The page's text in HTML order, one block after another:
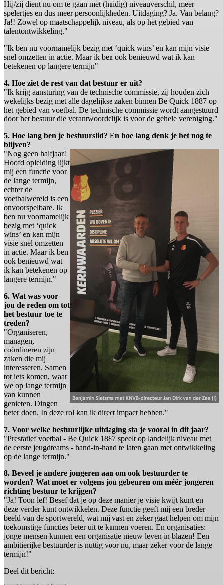
Hij/zij dient nu om te gaan met (huidig) niveauverschil, meer
spelertjes en dus meer persoonlijkheden. Uitdaging? Ja. Van belang?
Ja!! Zowel op maatschappelijk niveau, als op het gebied van
talentontwikkeling."
"Ik ben nu voornamelijk bezig met ‘quick wins’ en kan mijn visie
snel omzetten in actie. Maar ik ben ook benieuwd wat ik kan
betekenen op langere termijn"
4. Hoe ziet de rest van dat bestuur er uit?
"Ik krijg aansturing van de technische commissie, zij houden zich
wekelijks bezig met alle dagelijkse zaken binnen Be Quick 1887 op
het gebied van voetbal. De technische commissie wordt aangestuurd
door het bestuur die verantwoordelijk is voor de gehele vereniging."
5. Hoe lang ben je bestuurslid? En hoe lang denk je het nog te
blijven?
"Nog geen halfjaar!
Hoofd opleiding lijkt
mij een functie voor
de lange termijn,
echter de
voetbalwereld is een
onvoorspelbare. Ik
ben nu voornamelijk
bezig met ‘quick
wins’ en kan mijn
visie snel omzetten
in actie. Maar ik ben
ook benieuwd wat
ik kan betekenen op
langere termijn."
6. Wat was voor
jou de reden om tot
het bestuur toe te
treden?
"Organiseren,
managen,
coördineren zijn
zaken die mij
interesseren. Samen
tot iets komen, waar
we op lange termijn
van kunnen
genieten. Dingen
beter doen. In deze rol kan ik direct impact hebben."
7. Voor welke bestuurlijke uitdaging sta je vooral in dit jaar?
"Prestatief voetbal - Be Quick 1887 speelt op landelijk niveau met
de eerste jeugdteams - hand-in-hand te laten gaan met ontwikkeling
op de lange termijn."
8. Beveel je andere jongeren aan om ook bestuurder te
worden? Wat moet er volgens jou gebeuren om méér jongeren
richting bestuur te krijgen?
"Ja! Toon lef! Besef dat je op deze manier je visie kwijt kunt en
deze verder kunt ontwikkelen. Deze functie geeft mij een breder
beeld van de sportwereld, wat mij vast en zeker gaat helpen om mijn
toekomstige functies beter uit te kunnen voeren. En organisaties:
jonge mensen kunnen een organisatie nieuw leven in blazen! Een
ambitierijke bestuurder is nuttig voor nu, maar zeker voor de lange
termijn!"
Deel dit bericht: